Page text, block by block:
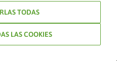
TODAS
LAS COOKIES